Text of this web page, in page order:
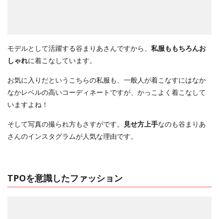
モデルとして活躍する谷まりあさんですから、 私服ももちろんお
しゃれに着こなしています。
お気に入りだというこちらの私服も、一般人が着こなすにはなか
なかレベルの高いコーディネートですが、かっこよく着こなして
いますよね！
そして写真の撮られ方もさすがです。 見せ方上手なのも谷まりあ
さんのインスタグラムが人気な理由です。
TPOを意識したファッション